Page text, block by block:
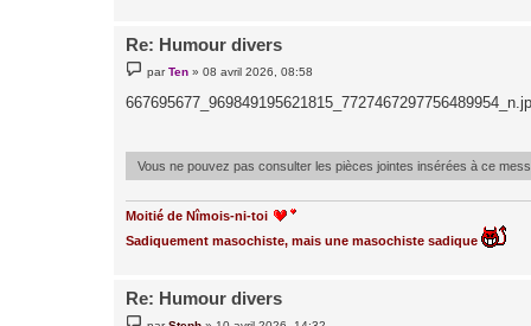
Re: Humour divers
e
s
s
e
parTen »08 avril 2026, 08:58
Vous ne pouvez pas consulter les pièces jointes insérées à ce
Moitié de Nîmois-ni-toi
Sadiquement masochiste, mais une masochiste sadique
Re: Humour divers